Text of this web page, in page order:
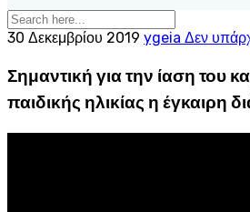
30 Δεκεμβρίου 2019 ygeia Δεν
Σημαντική για την ίαση του
παιδικής ηλικίας η έγκαιρη